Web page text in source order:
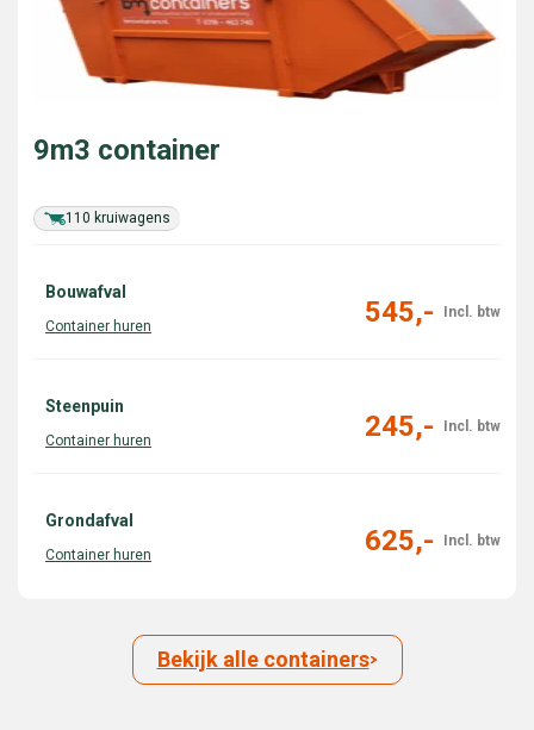
110 kruiwagens
9m3 container
Bouwafval
545,-
Steenpuin
245,-
Grondafval
625,-
Bekijk alle containers